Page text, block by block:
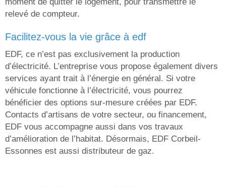
moment de quitter le logement, pour transmettre le
relevé de compteur.
facilitez-vous la vie grâce à edf
EDF, ce n’est pas exclusivement la production
d’électricité. L’entreprise vous propose également divers
services ayant trait à l’énergie en général. Si votre
véhicule fonctionne à l’électricité, vous pourrez
bénéficier des options sur-mesure créées par EDF.
Contacts d’artisans de votre secteur, ou financement,
EDF vous accompagne aussi dans vos travaux
d’amélioration de l’habitat. Désormais, EDF Corbeil-
Essonnes est aussi distributeur de gaz.